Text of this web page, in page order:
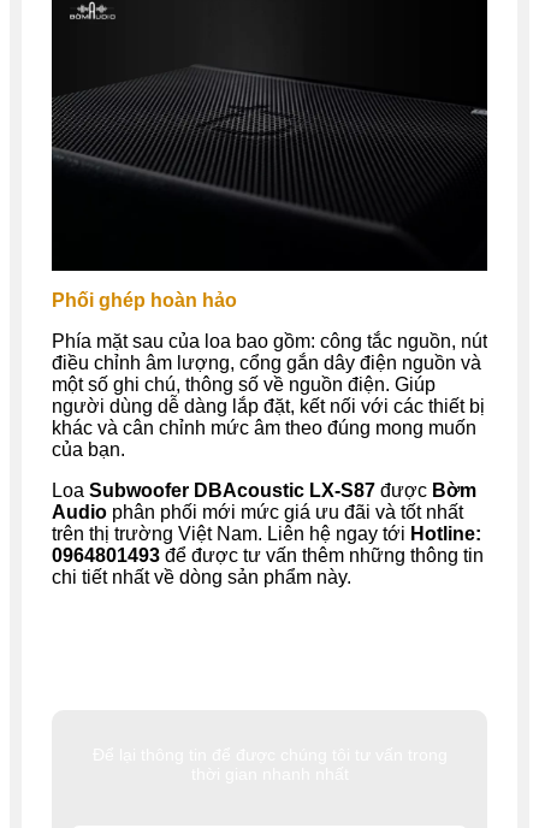
Phối ghép hoàn hảo
Phía mặt sau của loa bao gồm: công tắc nguồn, nút
điều chỉnh âm lượng, cổng gắn dây điện nguồn và
một số ghi chú, thông số về nguồn điện. Giúp
người dùng dễ dàng lắp đặt, kết nối với các thiết bị
khác và cân chỉnh mức âm theo đúng mong muốn
của bạn.
Loa Subwoofer DBAcoustic LX-S87 được Bờm
Audio phân phối mới mức giá ưu đãi và tốt nhất
trên thị trường Việt Nam. Liên hệ ngay tới Hotline:
0964801493 để được tư vấn thêm những thông tin
chi tiết nhất về dòng sản phẩm này.